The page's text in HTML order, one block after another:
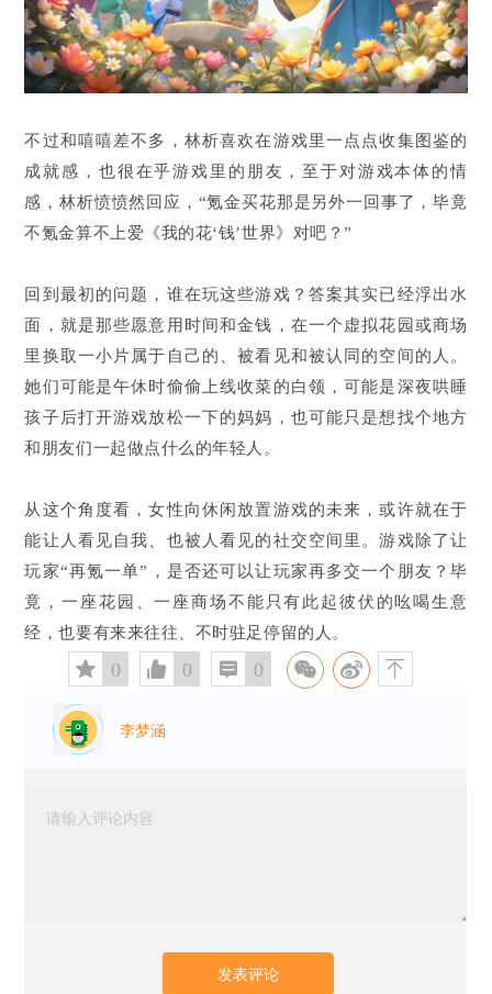
不过和嘻嘻差不多，林析喜欢在游戏里一点点收集图鉴的
成就感，也很在乎游戏里的朋友，至于对游戏本体的情
感，林析愤愤然回应，“氪金买花那是另外一回事了，毕竟
不氪金算不上爱《我的花‘钱’世界》对吧？”
回到最初的问题，谁在玩这些游戏？答案其实已经浮出水
面，就是那些愿意用时间和金钱，在一个虚拟花园或商场
里换取一小片属于自己的、被看见和被认同的空间的人。
她们可能是午休时偷偷上线收菜的白领，可能是深夜哄睡
孩子后打开游戏放松一下的妈妈，也可能只是想找个地方
和朋友们一起做点什么的年轻人。
从这个角度看，女性向休闲放置游戏的未来，或许就在于
能让人看见自我、也被人看见的社交空间里。游戏除了让
玩家“再氪一单”，是否还可以让玩家再多交一个朋友？毕
竟，一座花园、一座商场不能只有此起彼伏的吆喝生意
经，也要有来来往往、不时驻足停留的人。
󰅄 0  0  0 
李梦涵